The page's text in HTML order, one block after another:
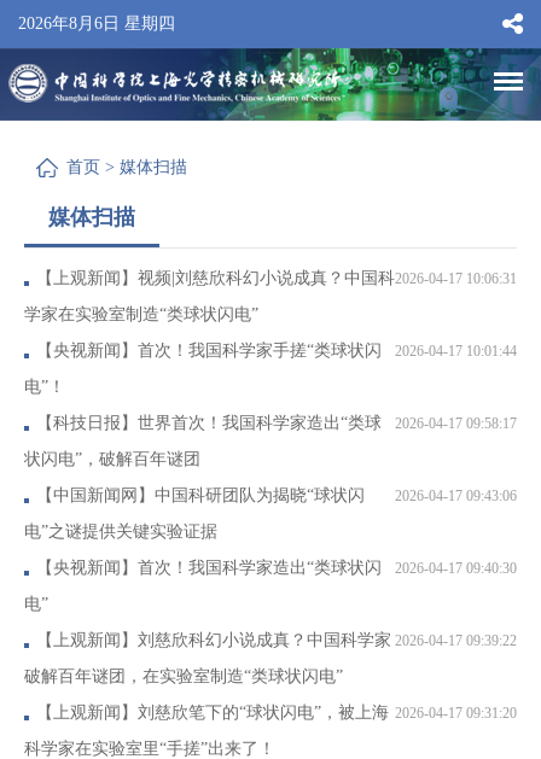
2026年8月6日 星期四
首页 > 媒体扫描
媒体扫描
2026-04-17 10:06:31
【上观新闻】视频|刘慈欣科幻小说成真？中国科
学家在实验室制造“类球状闪电”
2026-04-17 10:01:44
【央视新闻】首次！我国科学家手搓“类球状闪
电”！
2026-04-17 09:58:17
【科技日报】世界首次！我国科学家造出“类球
状闪电”，破解百年谜团
2026-04-17 09:43:06
【中国新闻网】中国科研团队为揭晓“球状闪
电”之谜提供关键实验证据
2026-04-17 09:40:30
【央视新闻】首次！我国科学家造出“类球状闪
电”
2026-04-17 09:39:22
【上观新闻】刘慈欣科幻小说成真？中国科学家
破解百年谜团，在实验室制造“类球状闪电”
2026-04-17 09:31:20
【上观新闻】刘慈欣笔下的“球状闪电”，被上海
科学家在实验室里“手搓”出来了！